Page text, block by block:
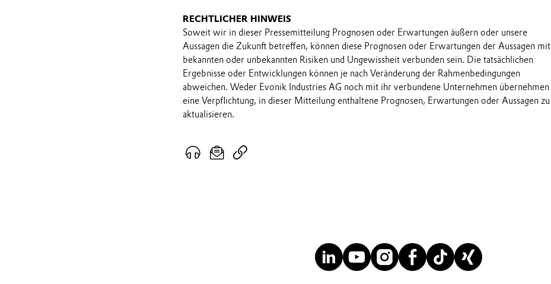
RECHTLICHER HINWEIS
Soweit wir in dieser Pressemitteilung Prognosen oder Erwartungen äußern oder unsere
Aussagen die Zukunft betreffen, können diese Prognosen oder Erwartungen der Aussagen mit
bekannten oder unbekannten Risiken und Ungewissheit verbunden sein. Die tatsächlichen
Ergebnisse oder Entwicklungen können je nach Veränderung der Rahmenbedingungen
abweichen. Weder Evonik Industries AG noch mit ihr verbundene Unternehmen übernehmen
eine Verpflichtung, in dieser Mitteilung enthaltene Prognosen, Erwartungen oder Aussagen zu
aktualisieren.